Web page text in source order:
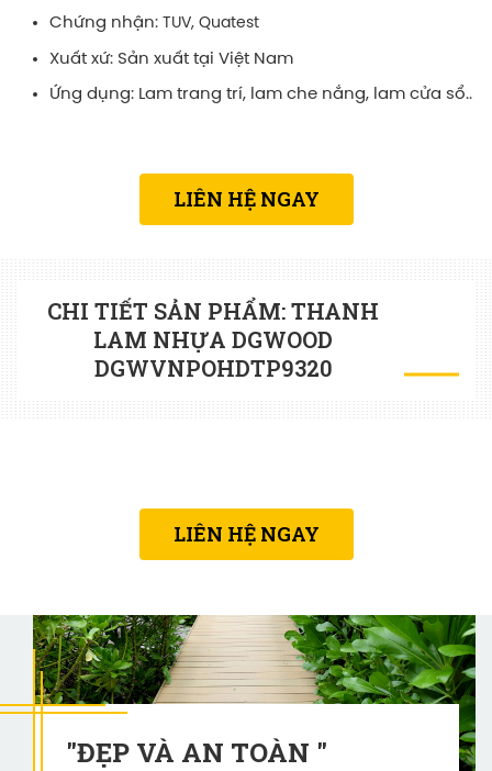
Chứng nhận: TUV, Quatest
Xuất xứ: Sản xuất tại Việt Nam
Ứng dụng: Lam trang trí, lam che nắng, lam cửa sổ..
LIÊN HỆ NGAY
CHI TIẾT SẢN PHẨM: THANH
LAM NHỰA DGWOOD
DGWVNPOHDTP9320
LIÊN HỆ NGAY
"ĐẸP VÀ AN TOÀN "